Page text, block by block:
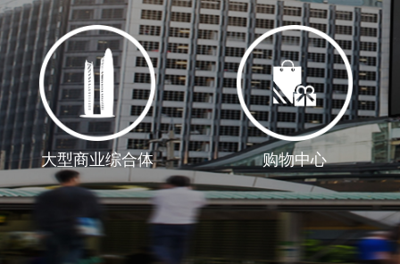
大型商业综合体 购物中心